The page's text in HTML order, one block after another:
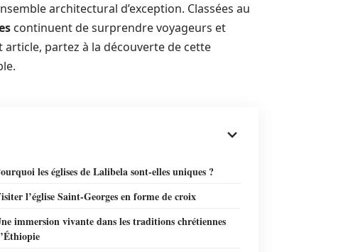
architectural d’exception. Classées au
continuent de surprendre voyageurs et
partez à la découverte de cette
les églises de Lalibela sont-elles uniques ?
l’église Saint-Georges en forme de croix
immersion vivante dans les traditions chrétiennes